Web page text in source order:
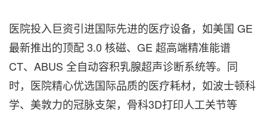
医院投入巨资引进国际先进的医疗设备，如美国 GE
最新推出的顶配 3.0 核磁、GE 超高端精准能谱
CT、ABUS 全自动容积乳腺超声诊断系统等。同
时，医院精心优选国际品质的医疗耗材，如波士顿科
学、美敦力的冠脉支架，骨科3D打印人工关节等